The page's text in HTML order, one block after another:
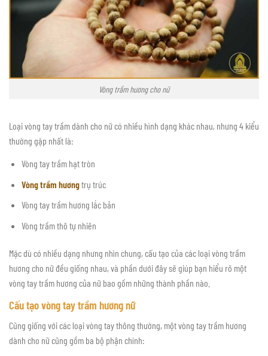
Vòng trầm hương cho nữ
Loại vòng tay trầm dành cho nữ có nhiều hình dạng khác nhau, nhưng 4 kiểu
thường gặp nhất là:
Vòng tay trầm hạt tròn
Vòng trầm hươngtrụ trúc
Vòng tay trầm hương lắc bản
Vòng trầm thô tự nhiên
Mặc dù có nhiều dạng nhưng nhìn chung, cấu tạo của các loại vòng trầm
hương cho nữ đều giống nhau, và phần dưới đây sẽ giúp bạn hiểu rõ một
vòng tay trầm hương của nữ bao gồm những thành phần nào.
Cấu tạo vòng tay trầm hương nữ
Cũng giống với các loại vòng tay thông thường, một vòng tay trầm hương
dành cho nữ cũng gồm ba bộ phận chính: